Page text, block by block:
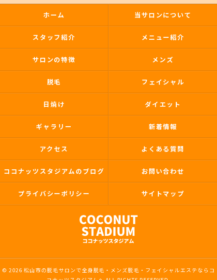
ホーム 当サロンについて
スタッフ紹介 メニュー紹介
サロンの特徴 メンズ
脱毛 フェイシャル
日焼け ダイエット
ギャラリー 新着情報
アクセス よくある質問
ココナッツスタジアムのブログ お問い合わせ
プライバシーポリシー サイトマップ
© 2026 松山市の脱毛サロンで全身脱毛・メンズ脱毛・フェイシャルエステならコ